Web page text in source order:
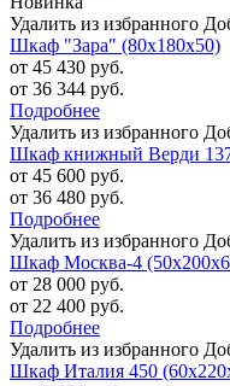
Удалить из избранного
Шкаф "Зара" (80х180х50)
от 45 430 руб.
от 36 344 руб.
Подробнее
Удалить из избранного
Шкаф книжный Верди
от 45 600 руб.
от 36 480 руб.
Подробнее
Удалить из избранного
Шкаф Москва-4
от 28 000 руб.
от 22 400 руб.
Подробнее
Удалить из избранного
Шкаф Италия 450